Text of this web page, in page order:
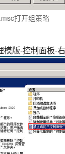
打开组策略
版-控制面板-右